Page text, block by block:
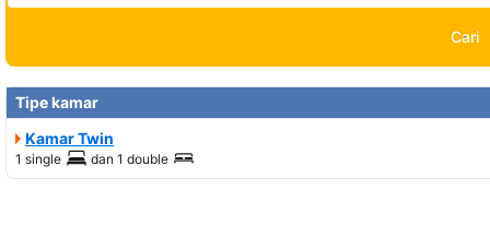
Cari
Tipe kamar
Kamar Twin
1 single dan 1 double